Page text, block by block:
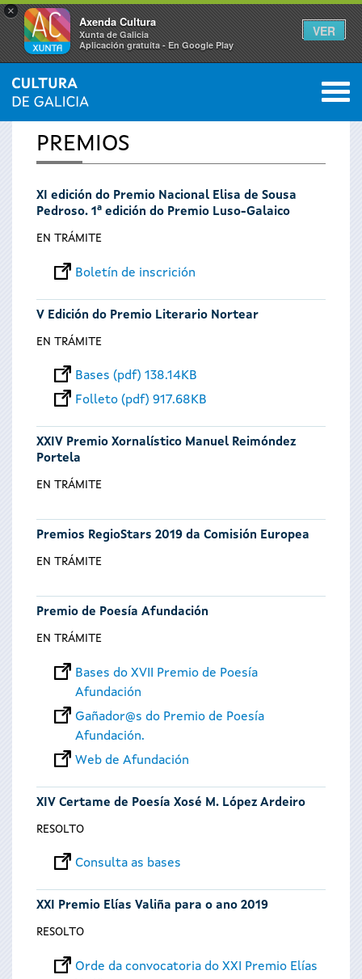
×
Axenda Cultura
Xunta de Galicia
Aplicación gratuíta - En Google Play
VER
Vostede
está
aquí
INICIO 0
PREMIOS
XI edición do Premio Nacional Elisa de Sousa
Pedroso. 1ª edición do Premio Luso-Galaico
EN TRÁMITE
Boletín de inscrición
V Edición do Premio Literario Nortear
EN TRÁMITE
Bases (pdf) 138.14KB
Folleto (pdf) 917.68KB
XXIV Premio Xornalístico Manuel Reimóndez
Portela
EN TRÁMITE
Premios RegioStars 2019 da Comisión Europea
EN TRÁMITE
Premio de Poesía Afundación
EN TRÁMITE
Bases do XVII Premio de Poesía
Afundación
Gañador@s do Premio de Poesía
Afundación.
Web de Afundación
XIV Certame de Poesía Xosé M. López Ardeiro
RESOLTO
Consulta as bases
XXI Premio Elías Valiña para o ano 2019
RESOLTO
Orde da convocatoria do XXI Premio Elías